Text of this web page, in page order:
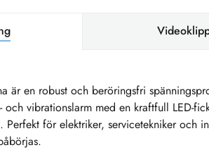
är en robust och beröringsfri
och vibrationslarm med en kraftfull LED-
Perfekt för elektriker, servicetekniker och